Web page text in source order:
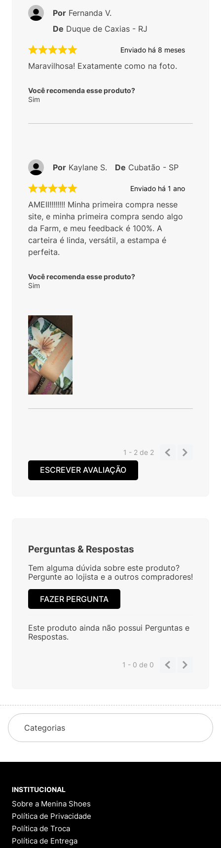
Enviado há 8 meses
Maravilhosa! Exatamente como na foto.
Você recomenda esse produto?
Sim
Por Fernanda V.
De Duque de Caxias - RJ
Enviado há 1 ano
AMEII!!!!!!!! Minha primeira compra nesse
site, e minha primeira compra sendo algo
da Farm, e meu feedback é 100%. A
carteira é linda, versátil, a estampa é
perfeita.
Você recomenda esse produto?
Sim
Por Kaylane S. De Cubatão - SP
1 - 2de 2
ESCREVER AVALIAÇÃO
Perguntas & Respostas
Tem alguma dúvida sobre este produto?
Pergunte ao lojista e a outros compradores!
FAZER PERGUNTA
Este produto ainda não possui Perguntas e
Respostas.
1 - 0de 0
Categorias
INSTITUCIONAL
Sobre a Menina Shoes
Política de Privacidade
Política de Troca
Política de Entrega